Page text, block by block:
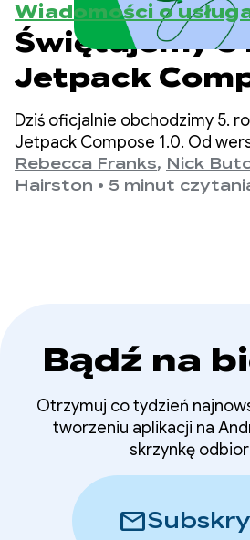
Wiadomości o
Świętujemy 5
Jetpack
Dziś oficjalnie obchodzimy 5.
Jetpack Compose 1.0. Od
28 lipca 2021 r., do najnowszej
interfejsy API znacznie się
Rebecca Franks, Nick
Hairston • 5 minut
Bądź na
Otrzymuj co tydzień
tworzeniu aplikacji na
skrzynkę
mail